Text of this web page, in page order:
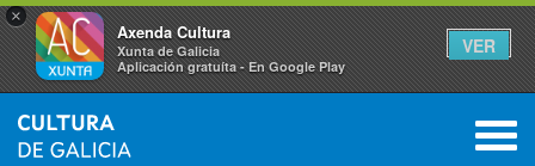
×
Axenda Cultura
Xunta de Galicia
Aplicación gratuíta - En Google Play
VER
INICIO 0